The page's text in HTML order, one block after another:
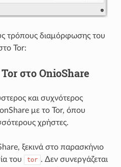
τρόπους διαμόρφωσης του
Tor:
στο OnioShare
και συχνότερος
με το Tor, όπου
χρήστες.
ξεκινά στο παρασκήνιο
του
tor . Δεν συνεργάζεται